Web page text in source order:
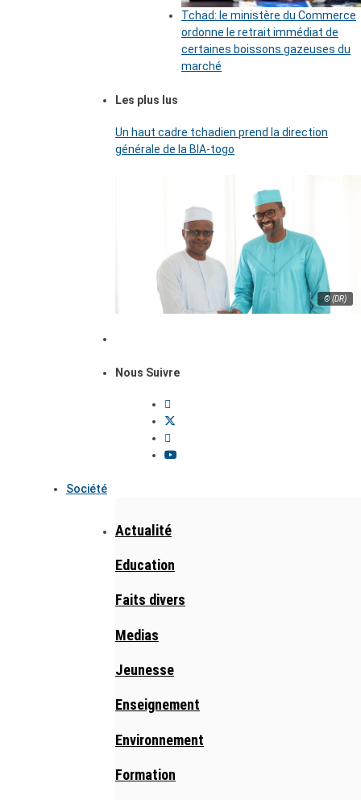
Tchad: le ministère du Commerce
ordonne le retrait immédiat de
certaines boissons gazeuses du
marché
Les plus lus
Un haut cadre tchadien prend la direction
générale de la BIA-togo
© (DR)
Nous Suivre
Société
Actualité
Education
Faits divers
Medias
Jeunesse
Enseignement
Environnement
Formation